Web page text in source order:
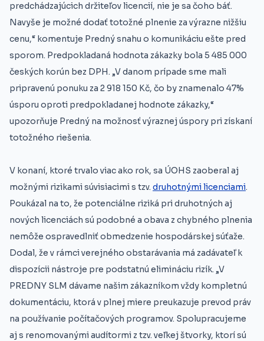
predchádzajúcich držiteľov licencií, nie je sa čoho báť.
Navyše je možné dodať totožné plnenie za výrazne nižšiu
cenu,“ komentuje Predný snahu o komunikáciu ešte pred
sporom. Predpokladaná hodnota zákazky bola 5 485 000
českých korún bez DPH. „V danom prípade sme mali
pripravenú ponuku za 2 918 150 Kč, čo by znamenalo 47%
úsporu oproti predpokladanej hodnote zákazky,“
upozorňuje Predný na možnosť výraznej úspory pri získaní
totožného riešenia.
V konaní, ktoré trvalo viac ako rok, sa ÚOHS zaoberal aj
možnými rizikami súvisiacimi s tzv. druhotnými licenciami.
Poukázal na to, že potenciálne riziká pri druhotných aj
nových licenciách sú podobné a obava z chybného plnenia
nemôže ospravedlniť obmedzenie hospodárskej súťaže.
Dodal, že v rámci verejného obstarávania má zadávateľ k
dispozícii nástroje pre podstatnú elimináciu rizík. „V
PREDNY SLM dávame našim zákazníkom vždy kompletnú
dokumentáciu, ktorá v plnej miere preukazuje prevod práv
na používanie počítačových programov. Spolupracujeme
aj s renomovanými audítormi z tzv. veľkej štvorky, ktorí sú